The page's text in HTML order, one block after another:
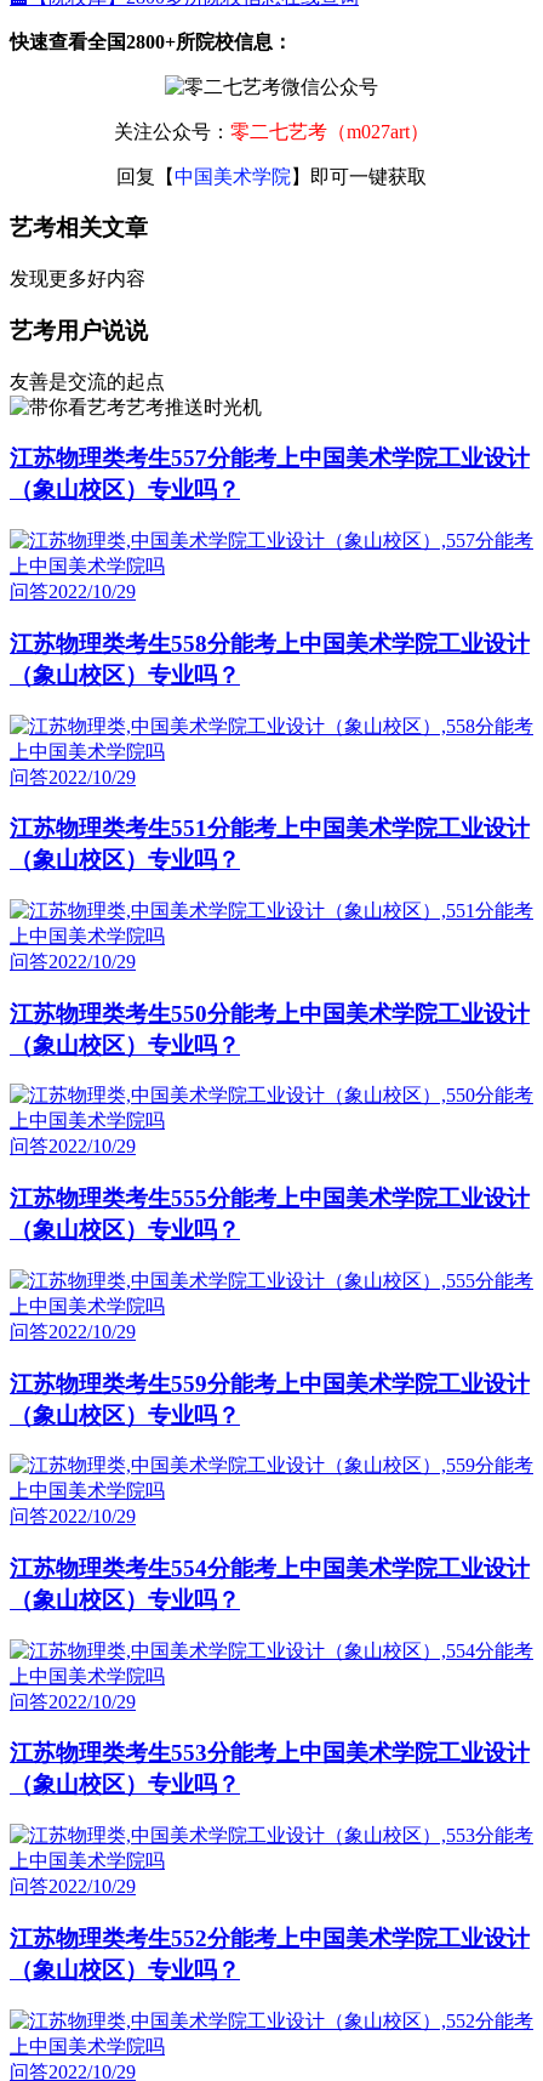
快速查看全国2800+所院校信息：
关注公众号： 零二七艺考（m027art）
回复【中国美术学院 】即可一键获取
艺考相关文章
发现更多好内容
艺考用户说说
友善是交流的起点
艺考推送时光机
江苏物理类考生557分能考上中国美术学院工业设计
（象山校区）专业吗？
问答2022/10/29
江苏物理类考生558分能考上中国美术学院工业设计
（象山校区）专业吗？
问答2022/10/29
江苏物理类考生551分能考上中国美术学院工业设计
（象山校区）专业吗？
问答2022/10/29
江苏物理类考生550分能考上中国美术学院工业设计
（象山校区）专业吗？
问答2022/10/29
江苏物理类考生555分能考上中国美术学院工业设计
（象山校区）专业吗？
问答2022/10/29
江苏物理类考生559分能考上中国美术学院工业设计
（象山校区）专业吗？
问答2022/10/29
江苏物理类考生554分能考上中国美术学院工业设计
（象山校区）专业吗？
问答2022/10/29
江苏物理类考生553分能考上中国美术学院工业设计
（象山校区）专业吗？
问答2022/10/29
江苏物理类考生552分能考上中国美术学院工业设计
（象山校区）专业吗？
问答2022/10/29